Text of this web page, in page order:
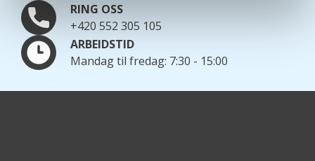
RING OSS
+420 552 305 105
ARBEIDSTID
Mandag til fredag: 7:30 - 15:00